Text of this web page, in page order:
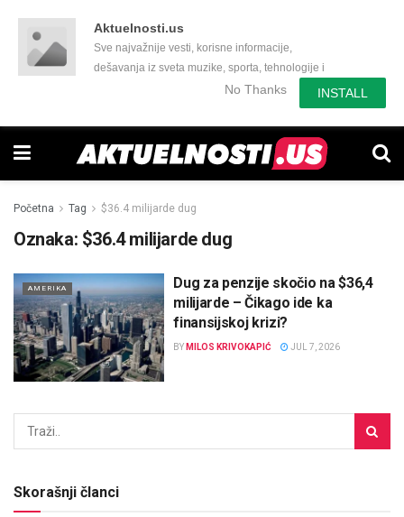
Aktuelnosti.us
Sve najvažnije vesti, korisne informacije,
dešavanja iz sveta muzike, sporta, tehnologije i
još mnogo toga zanimljivog.No Thanks INSTALL
Početna Tag $36.4 milijarde dug
Oznaka: $36.4 milijarde dug
AMERIKA
Dug za penzije skočio na $36,4
milijarde – Čikago ide ka
finansijskoj krizi?
BY MILOS KRIVOKAPIĆ JUL 7, 2026
Skorašnji članci